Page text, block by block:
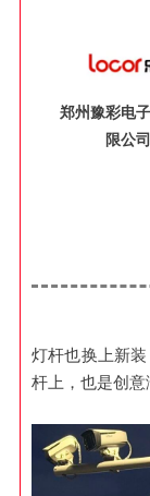
郑州豫彩电
限公司
灯杆也换上新
杆上，也是创意